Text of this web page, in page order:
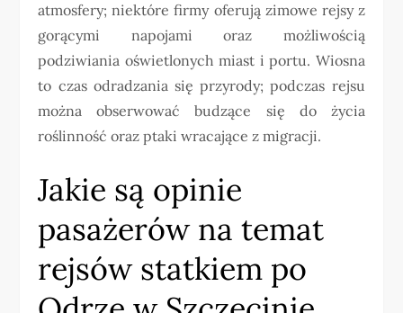
atmosfery; niektóre firmy oferują zimowe rejsy z
gorącymi napojami oraz możliwością
podziwiania oświetlonych miast i portu. Wiosna
to czas odradzania się przyrody; podczas rejsu
można obserwować budzące się do życia
roślinność oraz ptaki wracające z migracji.
Jakie są opinie
pasażerów na temat
rejsów statkiem po